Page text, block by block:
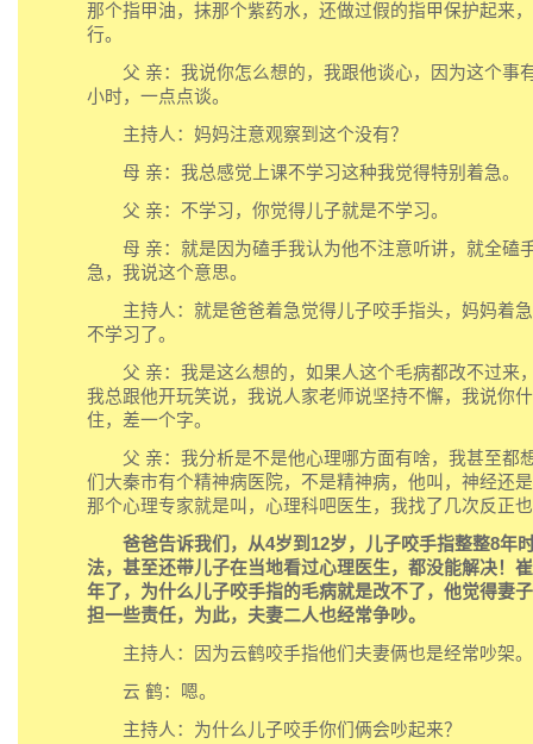
那个指甲油，抹那个紫药水，还做过假的指甲保护起来
行。
父 亲：我说你怎么想的，我跟他谈心，因为这个事
小时，一点点谈。
主持人：妈妈注意观察到这个没有？
母 亲：我总感觉上课不学习这种我觉得特别着急。
父 亲：不学习，你觉得儿子就是不学习。
母 亲：就是因为磕手我认为他不注意听讲，就全磕
急，我说这个意思。
主持人：就是爸爸着急觉得儿子咬手指头，妈妈着急
不学习了。
父 亲：我是这么想的，如果人这个毛病都改不过来
我总跟他开玩笑说，我说人家老师说坚持不懈，我说你
住，差一个字。
父 亲：我分析是不是他心理哪方面有啥，我甚至都
们大秦市有个精神病医院，不是精神病，他叫，神经还
那个心理专家就是叫，心理科吧医生，我找了几次反正
爸爸告诉我们，从4岁到12岁，儿子咬手指整整8年
法，甚至还带儿子在当地看过心理医生，都没能解决！
年了，为什么儿子咬手指的毛病就是改不了，他觉得妻
担一些责任，为此，夫妻二人也经常争吵。
主持人：因为云鹤咬手指他们夫妻俩也是经常吵架。
云 鹤：嗯。
主持人：为什么儿子咬手你们俩会吵起来？